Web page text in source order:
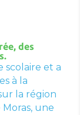
des
scolaire et a
à la
la région
Moras, une